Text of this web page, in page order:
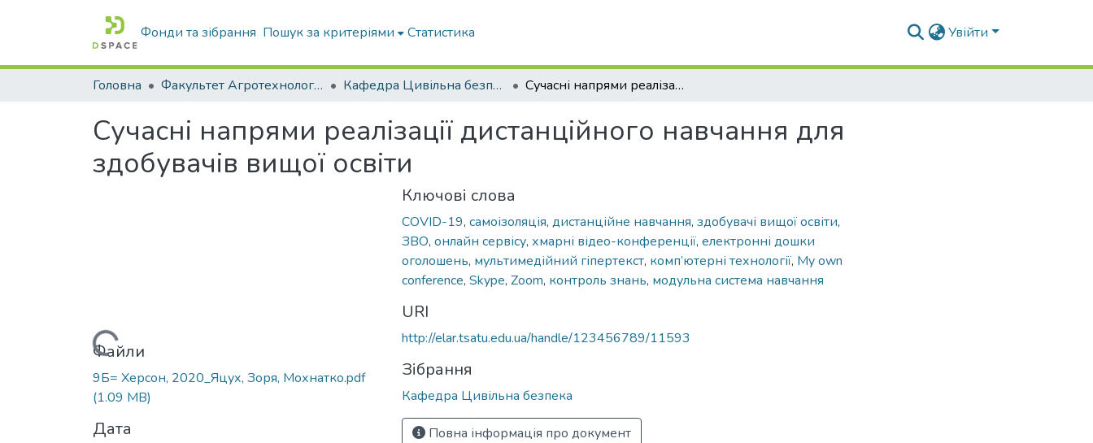
Фонди та зібрання Пошук за критеріями Статистика Увійти
Головна Факультет Агротехнологій та екології Кафедра Цивільна безпека Сучасні напрями реалізації дистанційного навчання для здобувачів вищої освіти
Сучасні напрями реалізації дистанційного навчання для
здобувачів вищої освіти
Вантажиться...
Файли
9Б= Херсон, 2020_Яцух, Зоря, Мохнатко.pdf
(1.09 MB)
Дата
Ключові слова
COVID-19, самоізоляція, дистанційне навчання, здобувачі вищої освіти,
ЗВО, онлайн сервісу, хмарні відео-конференції, електронні дошки
оголошень, мультимедійний гіпертекст, комп’ютерні технології, My own
conference, Skype, Zoom, контроль знань, модульна система навчання
URI
http://elar.tsatu.edu.ua/handle/123456789/11593
Зібрання
Кафедра Цивільна безпека
Повна інформація про документ